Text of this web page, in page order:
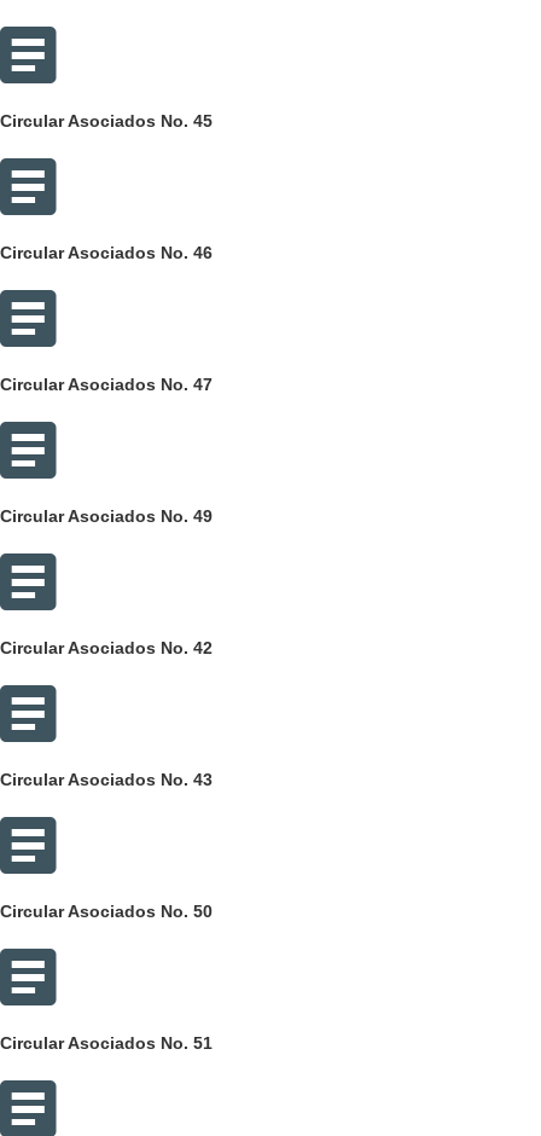
Circular Asociados No. 45
Circular Asociados No. 46
Circular Asociados No. 47
Circular Asociados No. 49
Circular Asociados No. 42
Circular Asociados No. 43
Circular Asociados No. 50
Circular Asociados No. 51